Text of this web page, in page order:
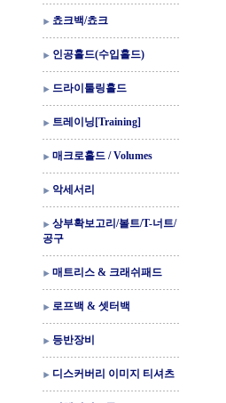
쵸크백/쵸크
인공홀드(수입홀드)
드라이툴링홀드
트레이닝[Training]
매크로홀드 / Volumes
악세서리
상부확보고리/볼트/T-너트/
공구
매트리스 & 크래쉬패드
로프백 & 셋터백
등반장비
디스커버리 이미지 티셔츠